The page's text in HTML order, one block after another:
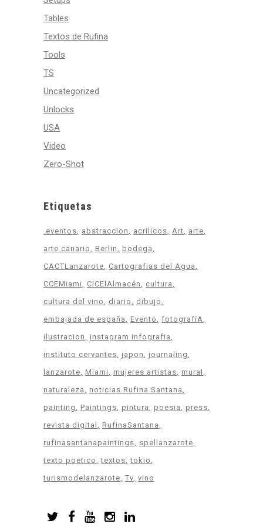
Tables
Textos de Rufina
Tools
TS
Uncategorized
Unlocks
USA
Video
Zero-Shot
Etiquetas
.eventos abstraccion acrilicos Art
arte
arte canario
Berlin
bodega
CACTLanzarote
Cartografias del Agua
CCEMiami
CICElAlmacén
cultura
cultura del vino
diario
dibujo
embajada de españa
Evento
fotografíA
ilustracion
instagram infografia
instituto cervantes japon
journaling
lanzarote Miami mujeres artistas mural
naturaleza
noticias Rufina Santana
painting
Paintings pintura poesia
press
revista digital
RufinaSantana
rufinasantanapaintings
spellanzarote
texto poetico
textos tokio
turismodelanzarote Tv vino